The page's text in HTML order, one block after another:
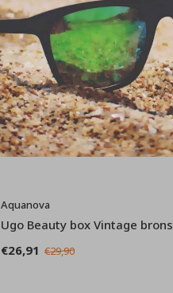
Aquanova
Ugo Beauty box Vintage brons
€26,91 €29,90